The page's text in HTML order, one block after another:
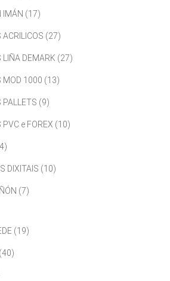
IMÁN (17)
ACRILICOS (27)
LIÑA DEMARK (27)
MOD 1000 (13)
PALLETS (9)
PVC e FOREX (10)
DIXITAIS (10)
(7)
(19)
(40)